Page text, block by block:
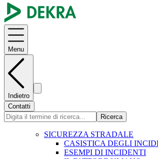
Menu
Indietro
Contatti
Ricerca
SICUREZZA STRADALE
CASISTICA DEGLI
ESEMPI DI INCIDENTI